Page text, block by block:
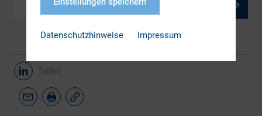
Teilen
Datenschutzhinweise Impressum